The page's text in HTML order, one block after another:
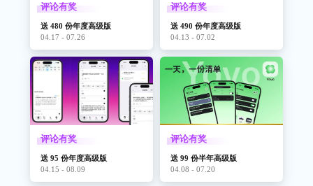
评论有奖
送 480 份年度高级版
04.17 - 07.26
评论有奖
送 490 份年度高级版
04.13 - 07.02
评论有奖
送 95 份年度高级版
04.15 - 08.09
评论有奖
送 99 份半年高级版
04.08 - 07.20